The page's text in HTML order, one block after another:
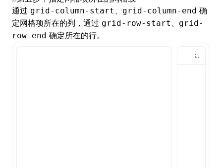
通过 grid-column-start 、 grid-column-end 确
定网格项所在的列，通过 grid-row-start 、 grid-
row-end 确定所在的行。